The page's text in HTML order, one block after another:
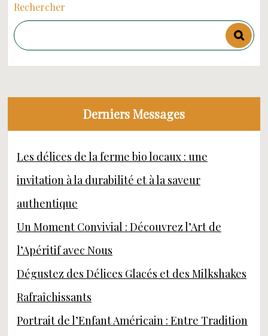
Rechercher
Derniers Messages
Les délices de la ferme bio locaux : une
invitation à la durabilité et à la saveur
authentique
Un Moment Convivial : Découvrez l’Art de
l’Apéritif avec Nous
Dégustez des Délices Glacés et des Milkshakes
Rafraîchissants
Portrait de l’Enfant Américain : Entre Tradition